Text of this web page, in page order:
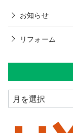
お知らせ
リフォーム